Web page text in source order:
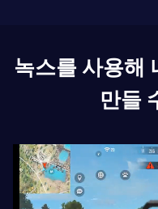
녹스를 사용해
만들